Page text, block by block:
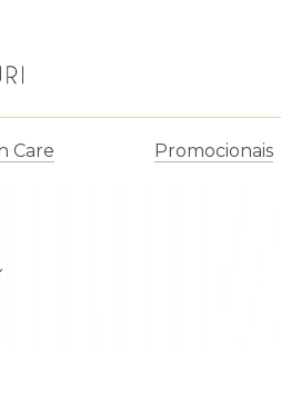
Care Promocionais